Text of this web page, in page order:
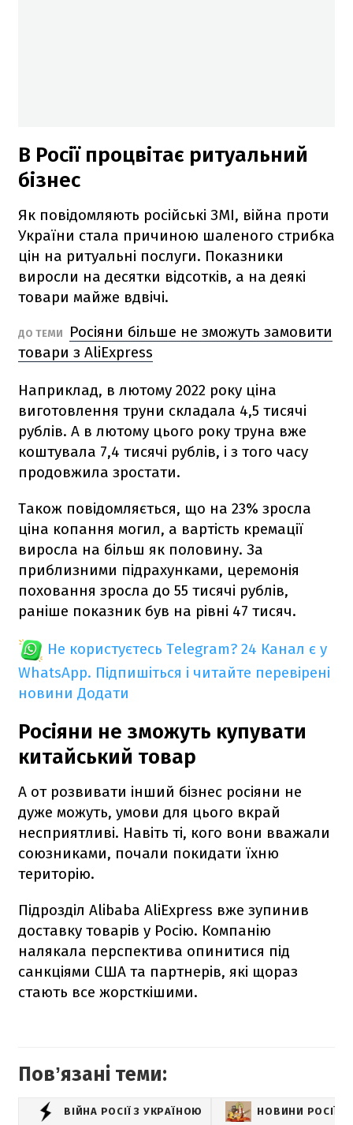
В Росії процвітає ритуальний
бізнес
Як повідомляють російські ЗМІ, війна проти
України стала причиною шаленого стрибка
цін на ритуальні послуги. Показники
виросли на десятки відсотків, а на деякі
товари майже вдвічі.
ДО ТЕМИ
Росіяни більше не зможуть замовити
товари з AliExpress
Наприклад, в лютому 2022 року ціна
виготовлення труни складала 4,5 тисячі
рублів. А в лютому цього року труна вже
коштувала 7,4 тисячі рублів, і з того часу
продовжила зростати.
Також повідомляється, що на 23% зросла
ціна копання могил, а вартість кремації
виросла на більш як половину. За
приблизними підрахунками, церемонія
поховання зросла до 55 тисячі рублів,
раніше показник був на рівні 47 тисяч.
Не користуєтесь Telegram? 24 Канал є у
WhatsApp. Підпишіться і читайте перевірені
новини Додати
Росіяни не зможуть купувати
китайський товар
А от розвивати інший бізнес росіяни не
дуже можуть, умови для цього вкрай
несприятливі. Навіть ті, кого вони вважали
союзниками, почали покидати їхню
територію.
Підрозділ Alibaba AliExpress вже зупинив
доставку товарів у Росію. Компанію
налякала перспектива опинитися під
санкціями США та партнерів, які щораз
стають все жорсткішими.
Повʼязані теми:
ВІЙНА РОСІЇ З УКРАЇНОЮ НОВИНИ РОСІЇ